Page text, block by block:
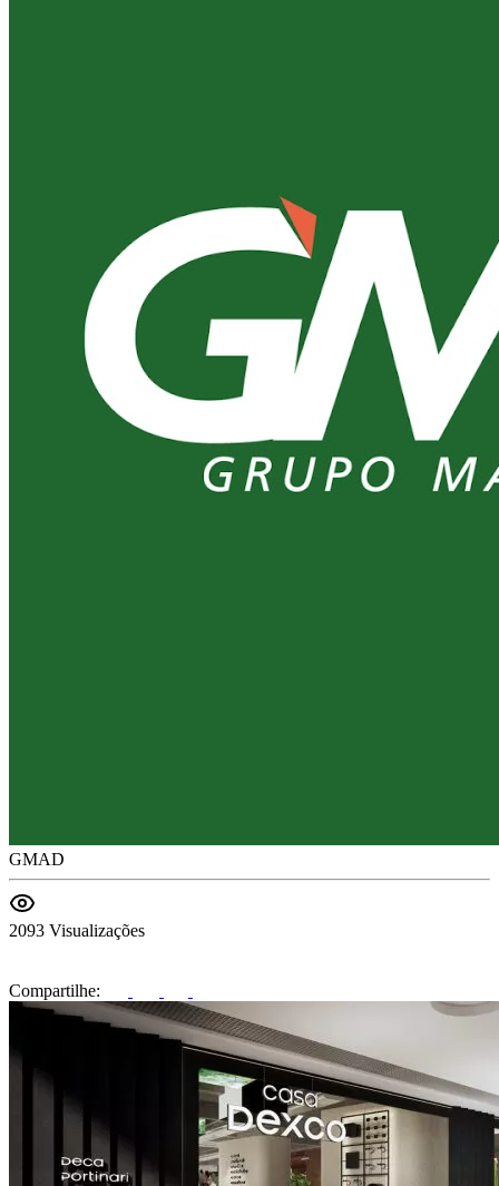
GMAD
2093 Visualizações
Compartilhe: